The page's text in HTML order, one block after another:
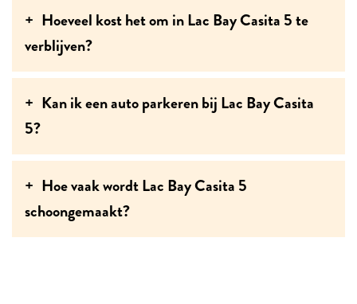
Hoeveel kost het om in Lac Bay Casita 5 te
verblijven?
Kan ik een auto parkeren bij Lac Bay Casita
5?
Hoe vaak wordt Lac Bay Casita 5
schoongemaakt?